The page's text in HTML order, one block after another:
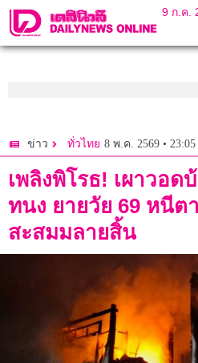
9 ก.ค.
ข่าว ทั่วไทย 8 พ.ค. 2569 • 23:05
เพลิงพิโรธ! เผาวอด
ทนง ยายวัย 69 หนีต
สะสมมลายสิ้น